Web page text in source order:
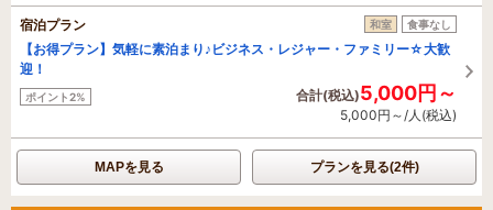
宿泊プラン 和室 食事なし
【お得プラン】気軽に素泊まり♪ビジネス・レジャー・ファミリー☆大歓
迎！
ポイント2% 合計(税込)5,000円～
5,000円～/人(税込)
MAPを見る プランを見る(2件)